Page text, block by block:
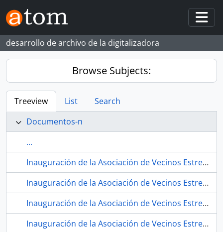
Skip to main content
desarrollo de archivo de la digitalizadora
Browse Subjects:
Treeview List
Search
Documentos-n
...
Inauguración de la Asociación de Vecinos Estrella Andaluza. 1979. Sevilla (España) 12.
Inauguración de la Asociación de Vecinos Estrella Andaluza. 1979. Sevilla (España) 13.
Inauguración de la Asociación de Vecinos Estrella Andaluza. 1979. Sevilla (España) 14.
Inauguración de la Asociación de Vecinos Estrella Andaluza. 1979. Sevilla (España) 15.